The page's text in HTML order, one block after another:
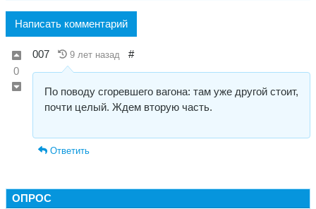
Написать комментарий
0
007 9 лет назад #
По поводу сгоревшего вагона: там уже другой стоит,
почти целый. Ждем вторую часть.
Ответить
ОПРОС